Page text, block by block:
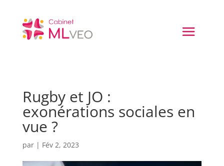
Rugby et JO :
exonérations sociales en
vue ?
par | Fév 2, 2023